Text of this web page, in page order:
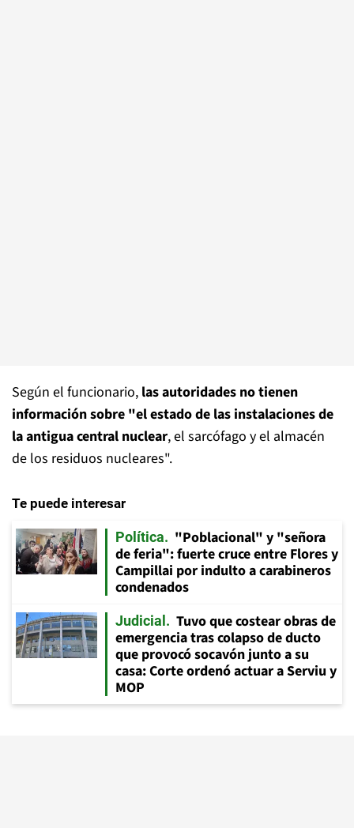
Según el funcionario, las autoridades no tienen
información sobre "el estado de las instalaciones de
la antigua central nuclear, el sarcófago y el almacén
de los residuos nucleares".
Te puede interesar
Política
"Poblacional" y "señora
de feria": fuerte cruce entre Flores y
Campillai por indulto a carabineros
condenados
Judicial
Tuvo que costear obras de
emergencia tras colapso de ducto
que provocó socavón junto a su
casa: Corte ordenó actuar a Serviu y
MOP